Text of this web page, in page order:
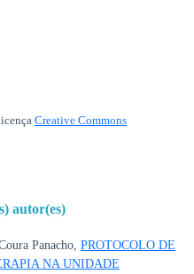
Creative Commons
autor(es)
Panacho, PROTOCOLO DE
NA UNIDADE